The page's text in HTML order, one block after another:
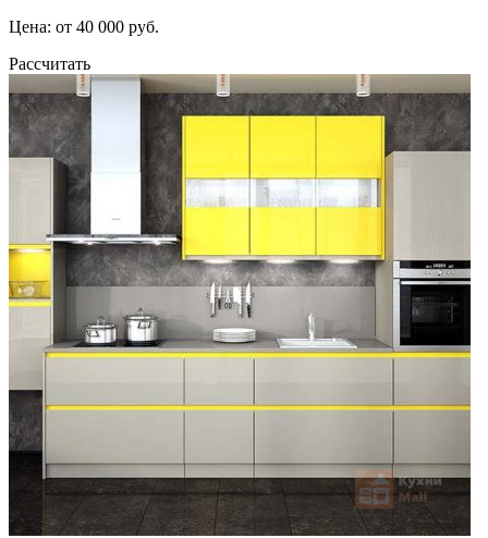
Цена: от 40 000 руб.
Рассчитать